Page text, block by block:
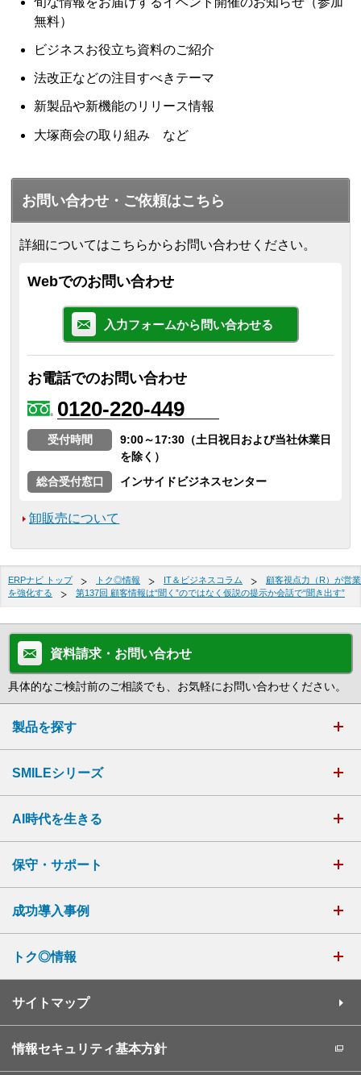
無料）
ビジネスお役立ち資料のご紹介
法改正などの注目すべきテーマ
新製品や新機能のリリース情報
大塚商会の取り組み など
お問い合わせ・ご依頼はこちら
詳細についてはこちらからお問い合わせください。
Webでのお問い合わせ
入力フォームから問い合わせる
お電話でのお問い合わせ
0120-220-449
受付時間
9:00～17:30（土日祝日および当社休業日
を除く）
総合受付窓口
インサイドビジネスセンター
卸販売について
ERPナビ トップ トク◎情報 IT＆ビジネスコラム
顧客視点力（R）が営業
を強化する
第137回 顧客情報は“聞く”のではなく仮説の提示か会話で“聞き出す”
資料請求・お問い合わせ
具体的なご検討前のご相談でも、お気軽にお問い合わせください。
製品を探す
SMILEシリーズ
AI時代を生きる
保守・サポート
成功導入事例
トク◎情報
サイトマップ
情報セキュリティ基本方針